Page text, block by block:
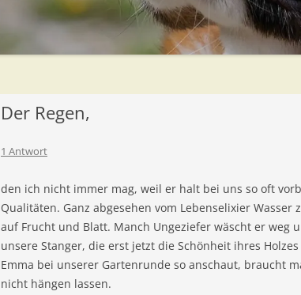
Der Regen,
1 Antwort
den ich nicht immer mag, weil er halt bei uns so oft
Qualitäten. Ganz abgesehen vom Lebenselixier Wasser
auf Frucht und Blatt. Manch Ungeziefer wäscht er weg
unsere Stanger, die erst jetzt die Schönheit ihres
Emma bei unserer Gartenrunde so anschaut, braucht
nicht hängen lassen.